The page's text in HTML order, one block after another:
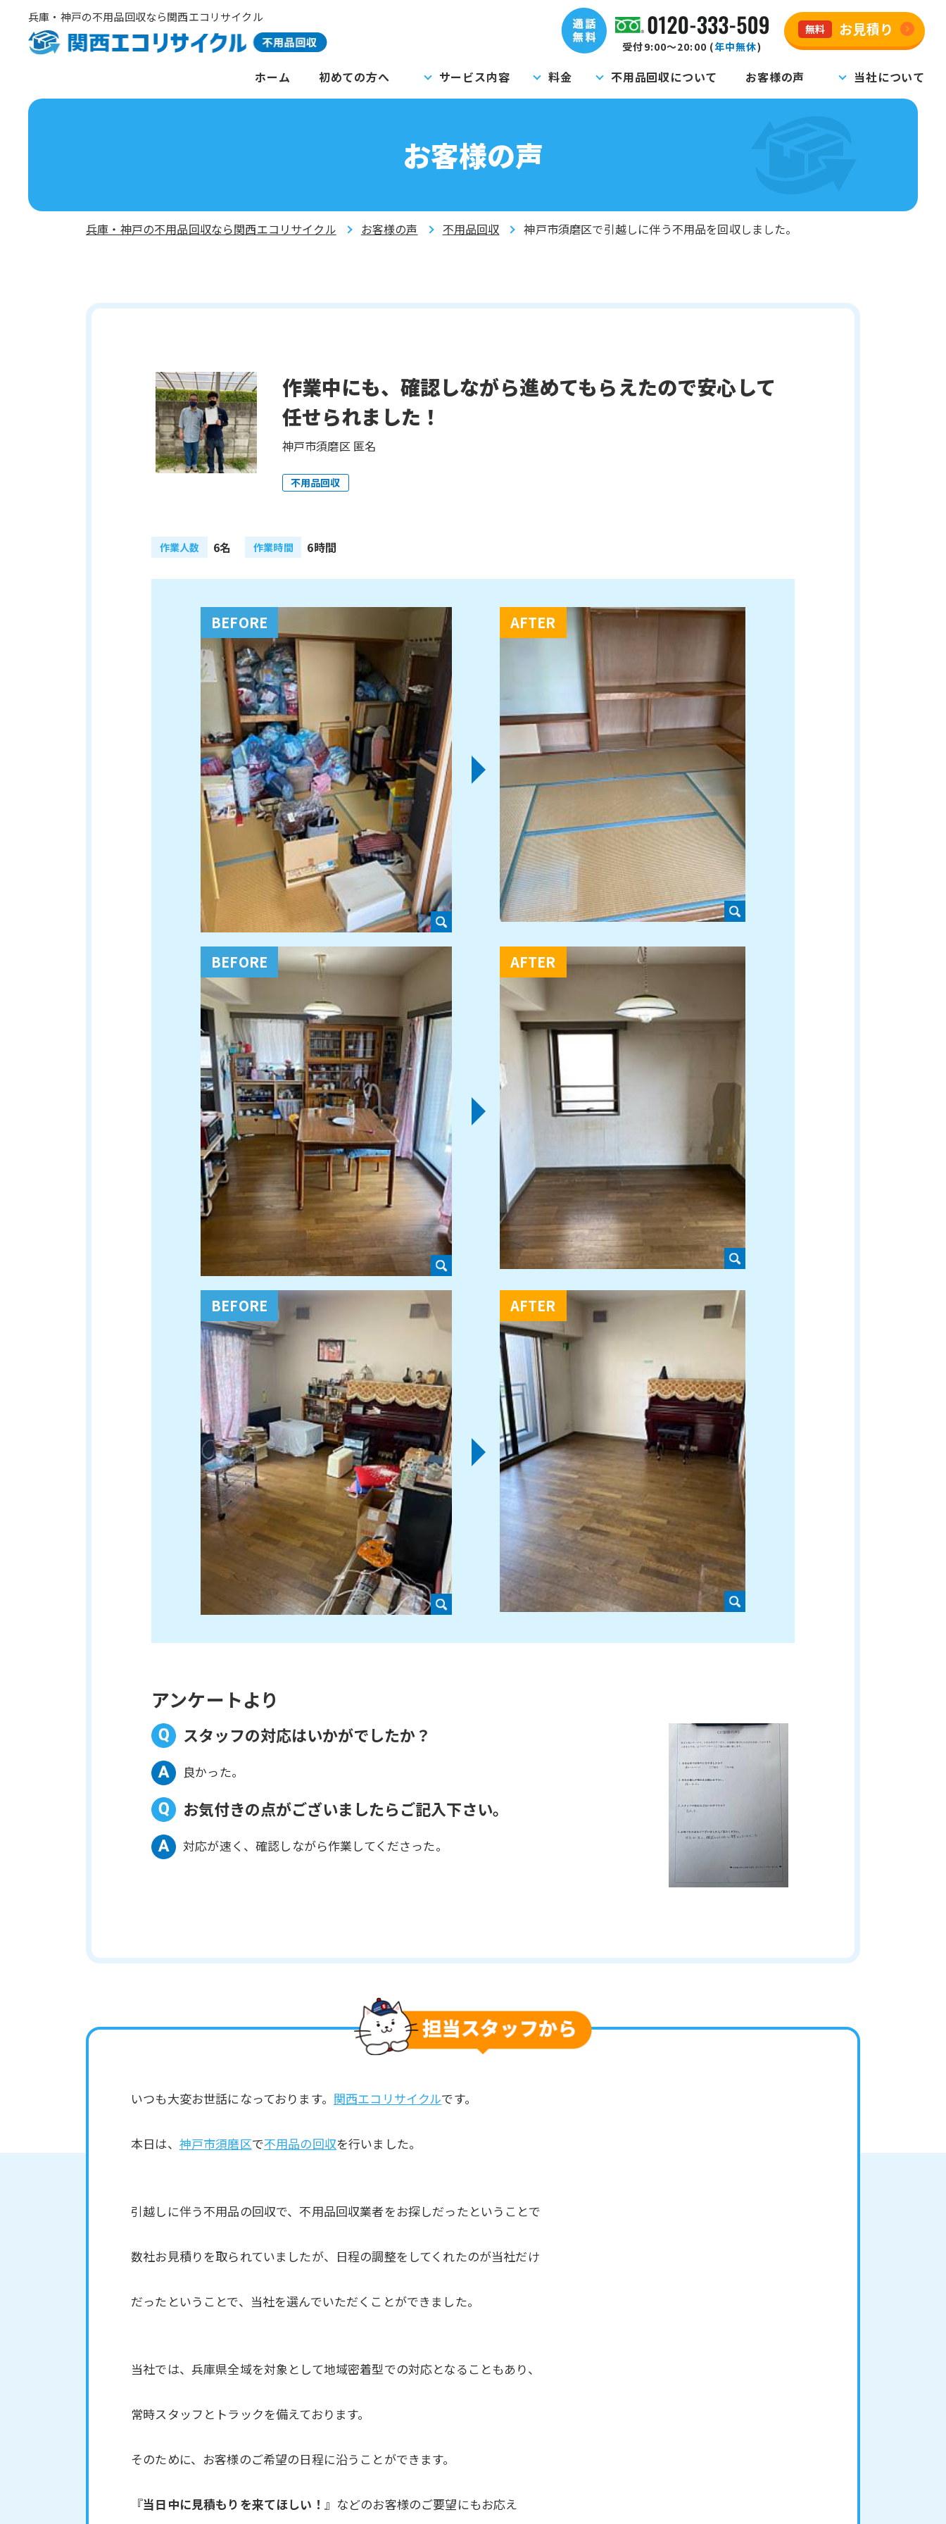
兵庫・神戸の不用品回収なら関西エコリサイクル
受付9:00～20:00 (年中無休)
無料 お見積り
ホーム 初めての方へ サービス内容 料金 不用品回収について お客様の声 当社について
お客様の声
兵庫・神戸の不用品回収なら関西エコリサイクル お客様の声 不用品回収 神戸市須磨区で引越しに伴う不用品を回収しました。
作業中にも、確認しながら進めてもらえたので安心して
任せられました！
神戸市須磨区 匿名
不用品回収
作業人数 6名 作業時間 6時間
アンケートより
スタッフの対応はいかがでしたか？
良かった。
お気付きの点がございましたらご記入下さい。
対応が速く、確認しながら作業してくださった。
いつも大変お世話になっております。 関西エコリサイクルです。
本日は、 神戸市須磨区で不用品の回収を行いました。
引越しに伴う不用品の回収で、不用品回収業者をお探しだったということで
数社お見積りを取られていましたが、日程の調整をしてくれたのが当社だけ
だったということで、当社を選んでいただくことができました。
当社では、兵庫県全域を対象として地域密着型での対応となることもあり、
常時スタッフとトラックを備えております。
そのために、お客様のご希望の日程に沿うことができます。
『当日中に見積もりを来てほしい！ 』などのお客様のご要望にもお応え